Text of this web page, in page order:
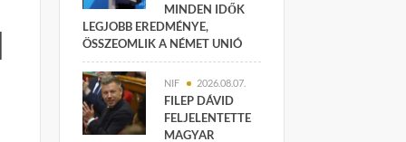
MINDEN IDŐK
LEGJOBB EREDMÉNYE,
ÖSSZEOMLIK A NÉMET UNIÓ
NIF 2026.08.07.
FILEP DÁVID
FELJELENTETTE
MAGYAR